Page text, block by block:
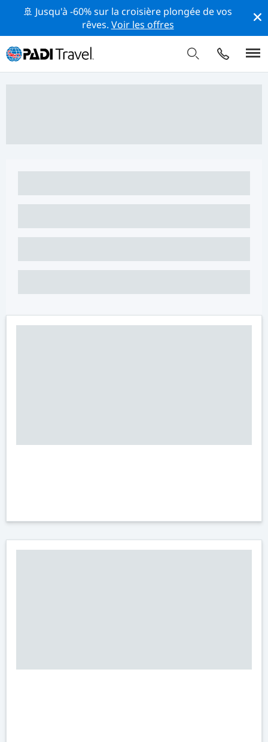
🚢 Jusqu'à -60% sur la croisière plongée de vos
rêves. Voir les offres